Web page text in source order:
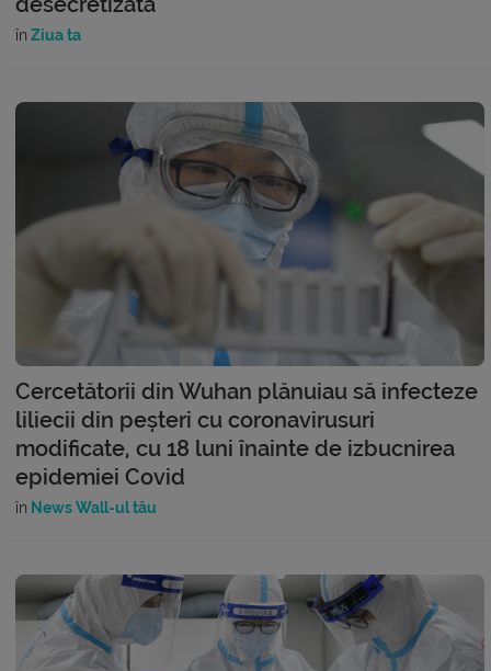
în Ziua ta
Cercetătorii din Wuhan plănuiau să infecteze
liliecii din peșteri cu coronavirusuri
modificate, cu 18 luni înainte de izbucnirea
epidemiei Covid
în News Wall-ul tău